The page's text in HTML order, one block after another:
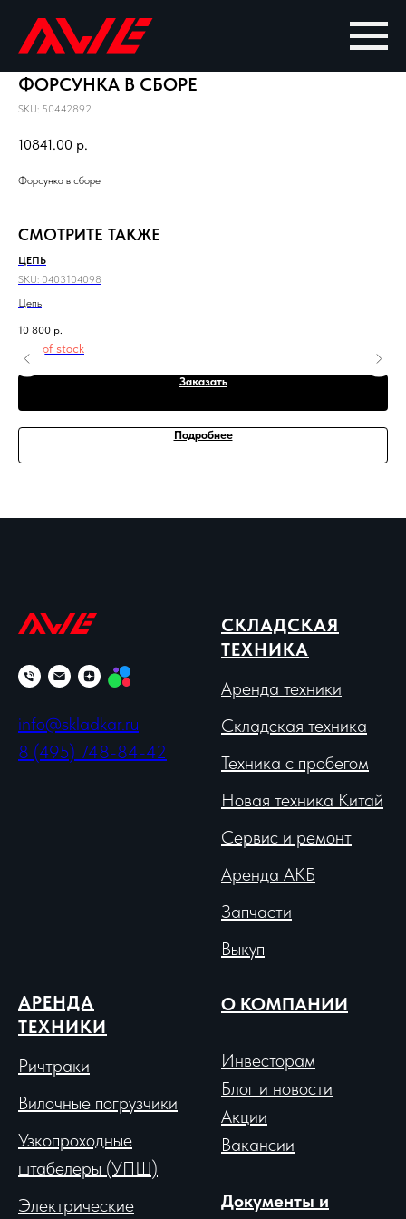
ФОРСУНКА В СБОРЕ
SKU: 50442892
10841.00 р.
Форсунка в сборе
СМОТРИТЕ ТАКЖЕ
ЦЕПЬ
SKU: 0403104098
Цепь
10 800 р.
Out of stock
Заказать
Подробнее
info@skladkar.ru
8 (495) 748-84-42
СКЛАДСКАЯ
ТЕХНИКА
Аренда техники
Складская техника
Техника с пробегом
Новая техника Китай
Сервис и ремонт
Аренда АКБ
Запчасти
Выкуп
АРЕНДА
ТЕХНИКИ
Ричтраки
Вилочные погрузчики
Узкопроходные
штабелеры (УПШ)
Электрические
О КОМПАНИИ
Инвесторам
Блог и новости
Акции
Вакансии
Документы и